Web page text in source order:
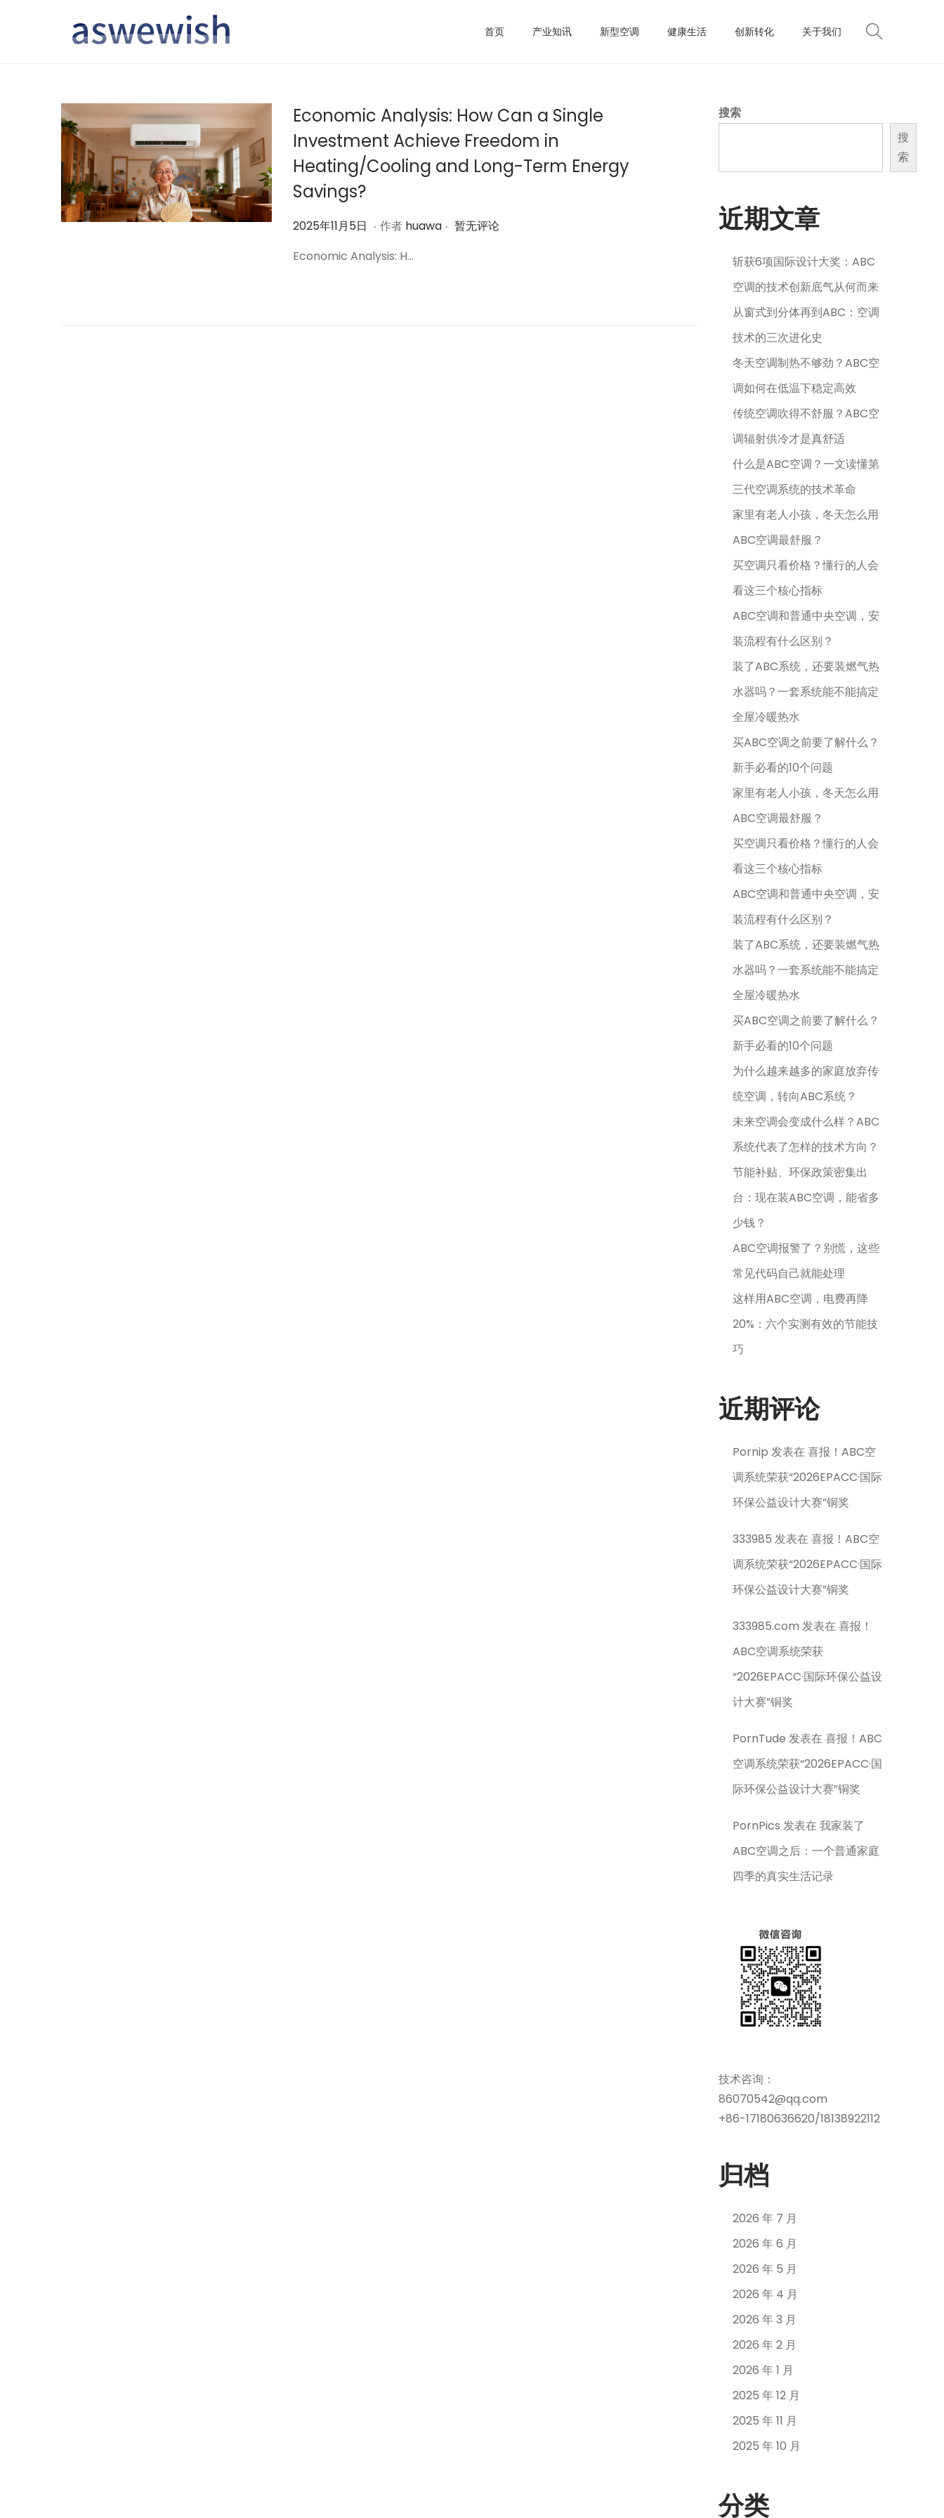
首页 产业知讯 新型空调 健康生活 创新转化 关于我们
Economic Analysis: How Can a Single
Investment Achieve Freedom in
Heating/Cooling and Long-Term Energy
Savings?
作
2025年11月5日 2
2
. 作者 huawa . 暂无评论
Economic Analysis: H…
搜索
搜
索
近期文章
斩获6项国际设计大奖：ABC
空调的技术创新底气从何而来
从窗式到分体再到ABC：空调
技术的三次进化史
冬天空调制热不够劲？ABC空
调如何在低温下稳定高效
传统空调吹得不舒服？ABC空
调辐射供冷才是真舒适
什么是ABC空调？一文读懂第
三代空调系统的技术革命
家里有老人小孩，冬天怎么用
ABC空调最舒服？
买空调只看价格？懂行的人会
看这三个核心指标
ABC空调和普通中央空调，安
装流程有什么区别？
装了ABC系统，还要装燃气热
水器吗？一套系统能不能搞定
全屋冷暖热水
买ABC空调之前要了解什么？
新手必看的10个问题
家里有老人小孩，冬天怎么用
ABC空调最舒服？
买空调只看价格？懂行的人会
看这三个核心指标
ABC空调和普通中央空调，安
装流程有什么区别？
装了ABC系统，还要装燃气热
水器吗？一套系统能不能搞定
全屋冷暖热水
买ABC空调之前要了解什么？
新手必看的10个问题
为什么越来越多的家庭放弃传
统空调，转向ABC系统？
未来空调会变成什么样？ABC
系统代表了怎样的技术方向？
节能补贴、环保政策密集出
台：现在装ABC空调，能省多
少钱？
ABC空调报警了？别慌，这些
常见代码自己就能处理
这样用ABC空调，电费再降
20%：六个实测有效的节能技
巧
近期评论
Pornip 发表在喜报！ABC空
调系统荣获“2026EPACC·国际
环保公益设计大赛”铜奖
333985 发表在喜报！ABC空
调系统荣获“2026EPACC·国际
环保公益设计大赛”铜奖
333985.com 发表在喜报！
ABC空调系统荣获
“2026EPACC·国际环保公益设
计大赛”铜奖
PornTude 发表在喜报！ABC
空调系统荣获“2026EPACC·国
际环保公益设计大赛”铜奖
PornPics 发表在我家装了
ABC空调之后：一个普通家庭
四季的真实生活记录
技术咨询：
86070542@qq.com
+86-17180636620/18138922112
归档
2026 年 7 月
2026 年 6 月
2026 年 5 月
2026 年 4 月
2026 年 3 月
2026 年 2 月
2026 年 1 月
2025 年 12 月
2025 年 11 月
2025 年 10 月
分类